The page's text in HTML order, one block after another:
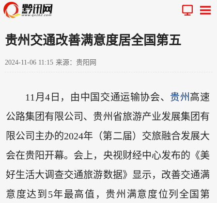
贵州交通改善满意度居全国第五
2024-11-06 11:15 来源：贵阳网
11月4日，由中国交通运输协会、 贵州 高速
公路集团有限公司、贵州省旅游产业发展集团有
限公司主办的2024年（第二届）交旅融合发展大
会在贵阳开幕。会上，央视财经中心发布的《美
好生活大调查交通旅游数据》显示，改善交通满
意度达到5年最高值，贵州满意度位列全国第